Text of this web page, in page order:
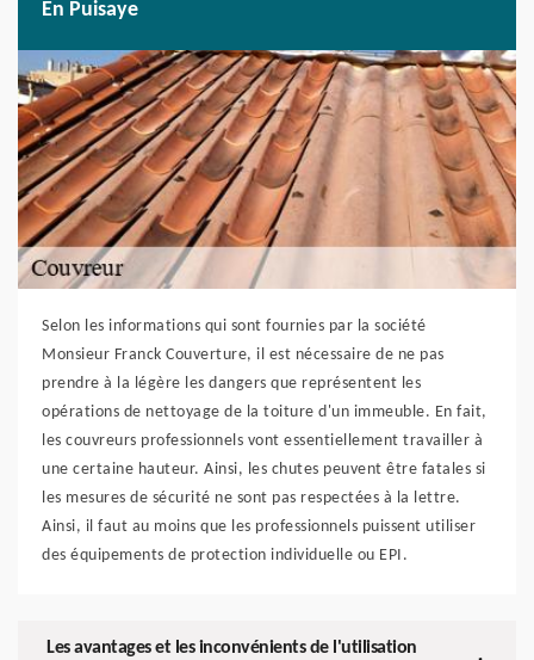
En Puisaye
Selon les informations qui sont fournies par la société
Monsieur Franck Couverture, il est nécessaire de ne pas
prendre à la légère les dangers que représentent les
opérations de nettoyage de la toiture d'un immeuble. En fait,
les couvreurs professionnels vont essentiellement travailler à
une certaine hauteur. Ainsi, les chutes peuvent être fatales si
les mesures de sécurité ne sont pas respectées à la lettre.
Ainsi, il faut au moins que les professionnels puissent utiliser
des équipements de protection individuelle ou EPI.
Les avantages et les inconvénients de l'utilisation